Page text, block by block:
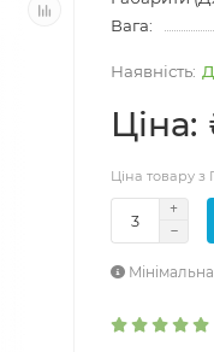
Вага:
Цiна:
Ціна товару